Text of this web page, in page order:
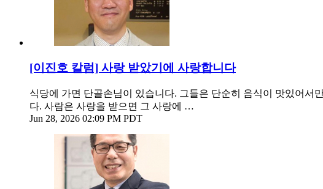
[이진호 칼럼] 사랑 받았기에 사랑합니다
식당에 가면 단골손님이 있습니다. 그들은 단순히 음식이 맛있어서
다. 사람은 사랑을 받으면 그 사랑에 …
Jun 28, 2026 02:09 PM PDT